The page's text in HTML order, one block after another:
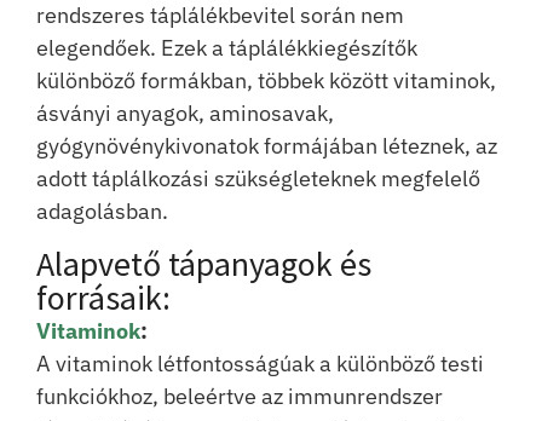
rendszeres táplálékbevitel során nem
elegendőek. Ezek a táplálékkiegészítők
különböző formákban, többek között vitaminok,
ásványi anyagok, aminosavak,
gyógynövénykivonatok formájában léteznek, az
adott táplálkozási szükségleteknek megfelelő
adagolásban.
Alapvető tápanyagok és
forrásaik:
Vitaminok:
A vitaminok létfontosságúak a különböző testi
funkciókhoz, beleértve az immunrendszer